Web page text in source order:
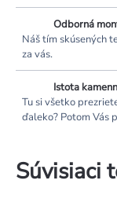
Odborná
Náš tím skúsených
za vás.
Istota
Tu si všetko
ďaleko? Potom Vás
Súvisiaci